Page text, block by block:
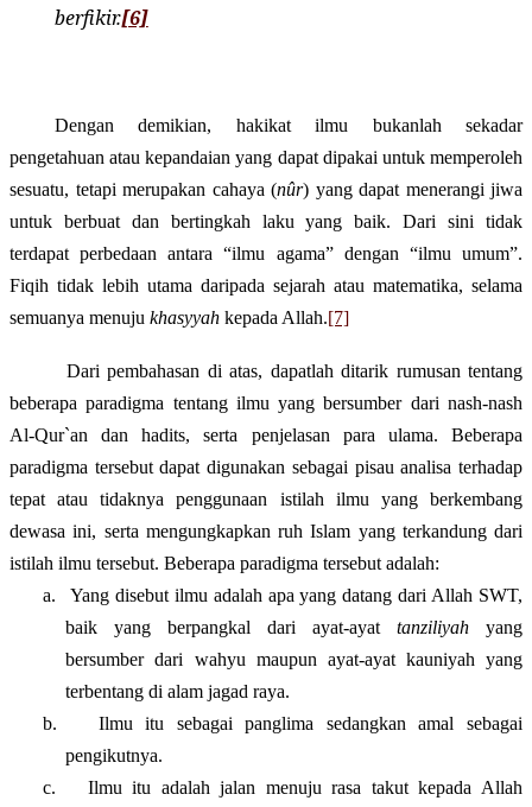
berfikir.[6]
Dengan demikian, hakikat ilmu bukanlah sekadar
pengetahuan atau kepandaian yang dapat dipakai untuk memperoleh
sesuatu, tetapi merupakan cahaya (nûr) yang dapat menerangi jiwa
untuk berbuat dan bertingkah laku yang baik. Dari sini tidak
terdapat perbedaan antara “ilmu agama” dengan “ilmu umum”.
Fiqih tidak lebih utama daripada sejarah atau matematika, selama
semuanya menuju khasyyah kepada Allah.[7]
Dari pembahasan di atas, dapatlah ditarik rumusan tentang
beberapa paradigma tentang ilmu yang bersumber dari nash-nash
Al-Qur`an dan hadits, serta penjelasan para ulama. Beberapa
paradigma tersebut dapat digunakan sebagai pisau analisa terhadap
tepat atau tidaknya penggunaan istilah ilmu yang berkembang
dewasa ini, serta mengungkapkan ruh Islam yang terkandung dari
istilah ilmu tersebut. Beberapa paradigma tersebut adalah:
a.
Yang disebut ilmu adalah apa yang datang dari Allah SWT,
baik yang berpangkal dari ayat-ayattanziliyah yang
bersumber dari wahyu maupun ayat-ayat kauniyah yang
terbentang di alam jagad raya.
b.
Ilmu itu sebagai panglima sedangkan amal sebagai
pengikutnya.
c.
Ilmu itu adalah jalan menuju rasa takut kepada Allah